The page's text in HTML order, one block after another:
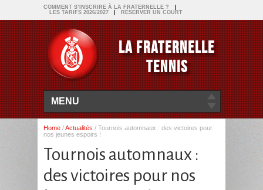
COMMENT S’INSCRIRE À LA FRATERNELLE ?
LES TARIFS 2026/2027
RÉSERVER UN COURT
LA FRATERNELLE
TENNIS
MENU
Home /Actualités / Tournois automnaux : des victoires pour
nos jeunes espoirs !
Tournois automnaux :
des victoires pour nos